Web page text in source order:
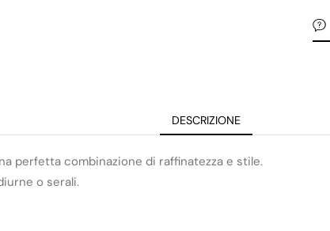
DESCRIZIONE
perfetta combinazione di raffinatezza e stile.
o serali.